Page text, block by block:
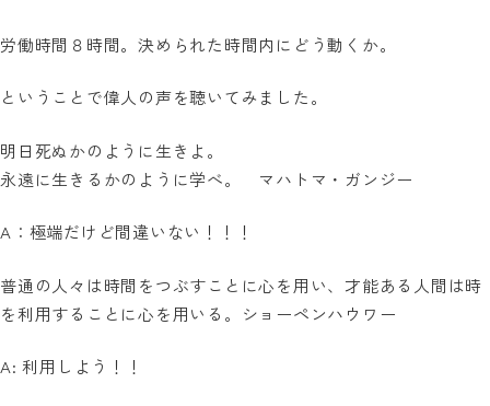
労働時間８時間。決められた時間内にどう動くか。
ということで偉人の声を聴いてみました。
明日死ぬかのように生きよ。
永遠に生きるかのように学べ。 マハトマ・ガンジー
A：極端だけど間違いない！！！
普通の人々は時間をつぶすことに心を用い、才能ある人間は時
を利用することに心を用いる。ショーペンハウワー
A: 利用しよう！！